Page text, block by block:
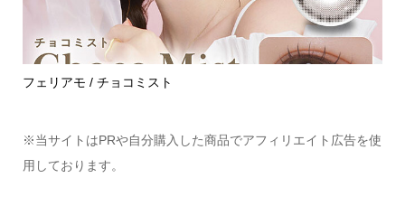
フェリアモ / チョコミスト
※当サイトはPRや自分購入した商品でアフィリエイト広告を使
用しております。